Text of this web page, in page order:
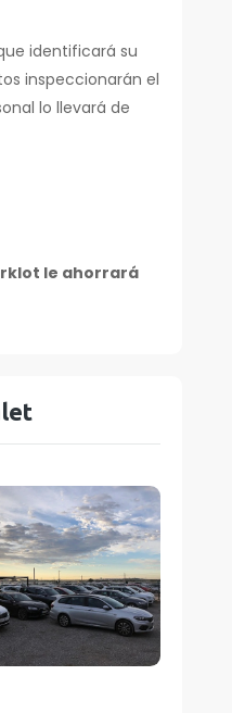
identificará su
inspeccionarán el
lo llevará de
le ahorrará